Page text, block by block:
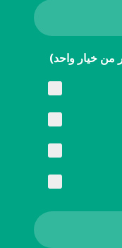
من خيار واحد)